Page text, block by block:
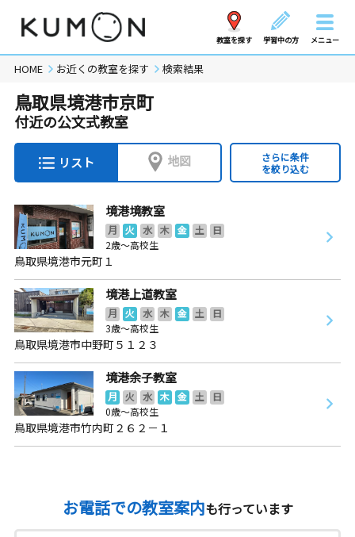
教室を探す 学習中の方 メニュー
HOME お近くの教室を探す 検索結果
鳥取県境港市京町
付近の公文式教室
リスト 地図
さらに条件
を絞り込む
境港境教室
月 火 水 木 金 土
日
2歳～高校生
鳥取県境港市元町１
境港上道教室
月 火 水 木 金 土
日
3歳～高校生
鳥取県境港市中野町５１２３
境港余子教室
月 火 水 木 金 土
日
0歳～高校生
鳥取県境港市竹内町２６２－１
お電話での教室案内も行っています